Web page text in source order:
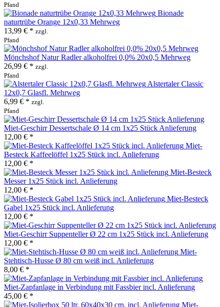
Pfand
Bionade
naturtrübe Orange 12x0,33 Mehrweg
13,99 € * zzgl.
Pfand
Mönchshof Natur Radler alkoholfrei 0,0% 20x0,5 Mehrweg
26,99 € * zzgl.
Pfand
Alstertaler Classic
12x0,7 Glasfl. Mehrweg
6,99 € * zzgl.
Pfand
Miet-Geschirr Dessertschale Ø 14 cm 1x25 Stück Anlieferung
12,00 € *
Miet-
Besteck Kaffeelöffel 1x25 Stück incl. Anlieferung
12,00 € *
Miet-Besteck
Messer 1x25 Stück incl. Anlieferung
12,00 € *
Miet-Besteck
Gabel 1x25 Stück incl. Anlieferung
12,00 € *
Miet-Geschirr Suppenteller Ø 22 cm 1x25 Stück incl. Anlieferung
12,00 € *
Miet-
Stehtisch-Husse Ø 80 cm weiß incl. Anlieferung
8,00 € *
Miet-Zapfanlage in Verbindung mit Fassbier incl. Anlieferung
45,00 € *
Miet-